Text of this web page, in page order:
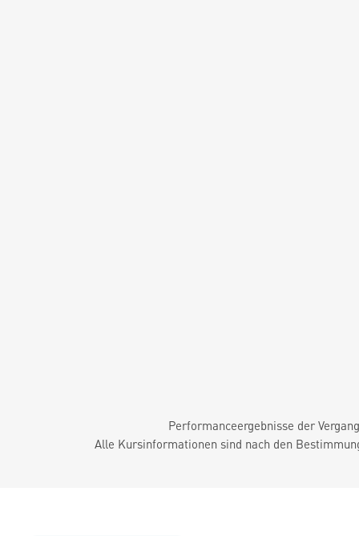
Performanceergebnisse der
Alle Kursinformationen sind nach den